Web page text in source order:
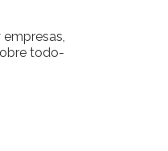
todo-